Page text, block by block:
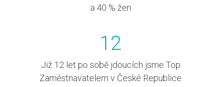
a 40 % žen
12
Již 12 let po sobě jdoucích jsme Top
Zaměstnavatelem v České Republice